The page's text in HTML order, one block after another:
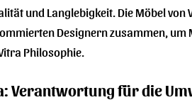
und Langlebigkeit. Die Möbel
Designern zusammen, um
Philosophie.
Verantwortung für die